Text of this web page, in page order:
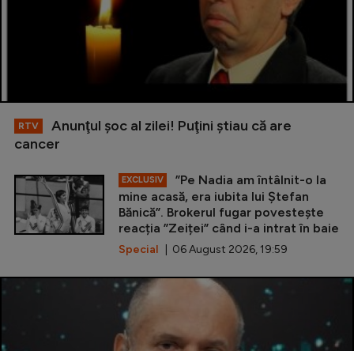
RTV
Anunţul şoc al zilei! Puţini ştiau că are
cancer
EXCLUSIV
”Pe Nadia am întâlnit-o la
mine acasă, era iubita lui Ștefan
Bănică”. Brokerul fugar povestește
reacția ”Zeiței” când i-a intrat în baie
Special | 06 August 2026, 19:59